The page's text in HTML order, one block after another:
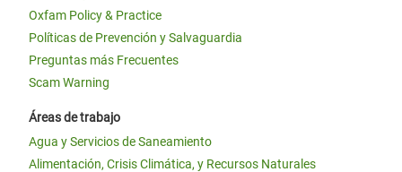
Oxfam Policy & Practice
Políticas de Prevención y Salvaguardia
Preguntas más Frecuentes
Scam Warning
Áreas de trabajo
Agua y Servicios de Saneamiento
Alimentación, Crisis Climática, y Recursos Naturales